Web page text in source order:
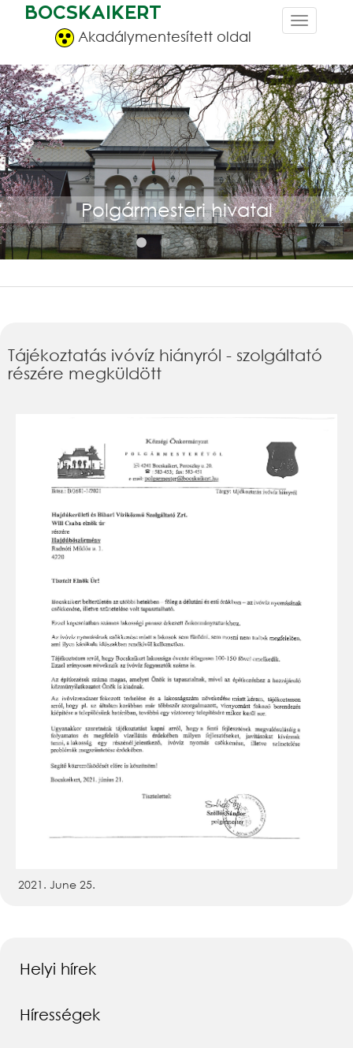
BOCSKAIKERT
Akadálymentesített oldal
Polgármesteri hivatal
Helyi hírek
Hírességek
Tájékoztatás ivóvíz hiányról - szolgáltató
részére megküldött
2021. June 25.